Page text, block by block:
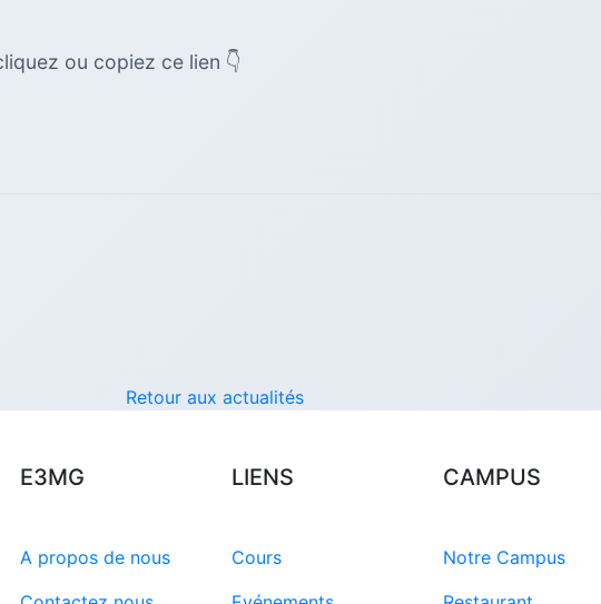
ou copiez ce lien 👇
Retour aux actualités
E3MG
A propos de nous
LIENS
Cours
CAMPUS
Notre Campus